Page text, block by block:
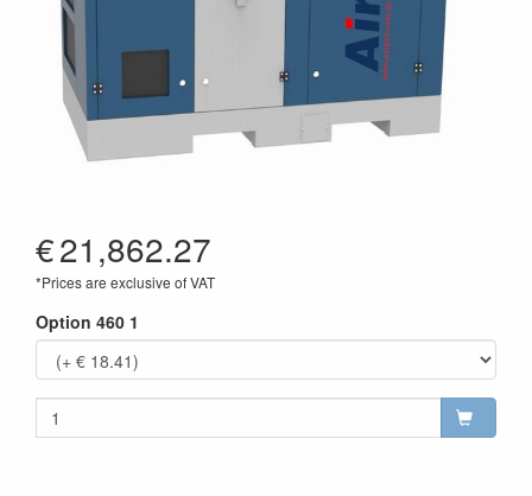
€21,862.27
*Prices are exclusive of VAT
Option 460 1